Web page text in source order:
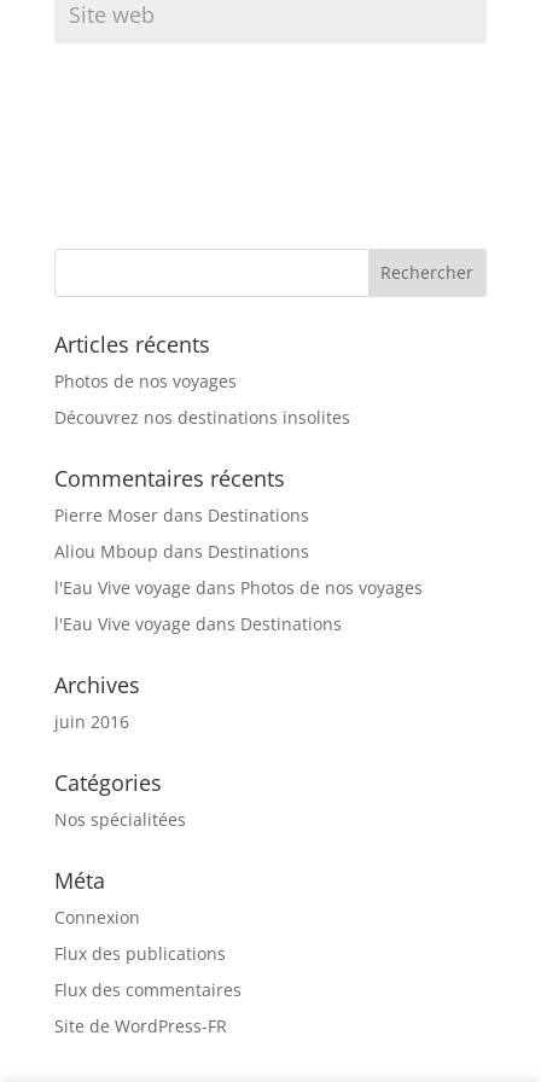
Articles récents
Photos de nos voyages
Découvrez nos destinations insolites
Commentaires récents
Pierre Moserdans Destinations
Aliou Mboup dans Destinations
l'Eau Vive voyage dans Photos de nos voyages
l'Eau Vive voyage dans Destinations
Archives
juin 2016
Catégories
Nos spécialitées
Méta
Connexion
Flux des publications
Flux des commentaires
Site de WordPress-FR